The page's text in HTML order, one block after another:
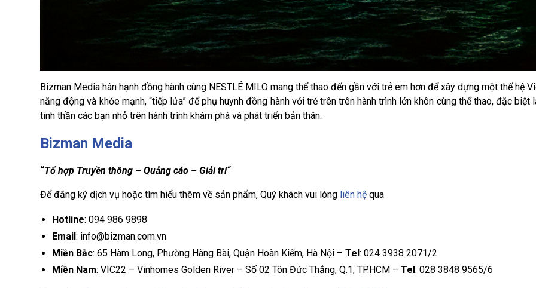
Bizman Media hân hạnh đồng hành cùng NESTLÉ MILO mang thể thao đến gần với trẻ em hơn để xây dựng một thế hệ
năng động và khỏe mạnh, “tiếp lửa” để phụ huynh đồng hành với trẻ trên trên hành trình lớn khôn cùng thể thao, đặc biệt
tinh thần các bạn nhỏ trên hành trình khám phá và phát triển bản thân.
Bizman Media
“Tổ hợp Truyền thông – Quảng cáo – Giải trí“
Để đăng ký dịch vụ hoặc tìm hiểu thêm về sản phẩm, Quý khách vui lòng liên hệ qua
Hotline: 094 986 9898
Email: info@bizman.com.vn
Miền Bắc: 65 Hàm Long, Phường Hàng Bài, Quận Hoàn Kiếm, Hà Nội –Tel: 024 3938 2071/2
Miền Nam: VIC22 – Vinhomes Golden River – Số 02 Tôn Đức Thắng, Q.1, TP.HCM –Tel: 028 3848 9565/6